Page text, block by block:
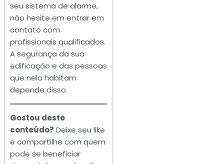
seu sistema de alarme,
não hesite em entrar em
contato com
profissionais qualificados.
A segurança da sua
edificação e das pessoas
que nela habitam
depende disso.
Gostou deste
conteúdo? Deixe seu like
e compartilhe com quem
pode se beneficiar